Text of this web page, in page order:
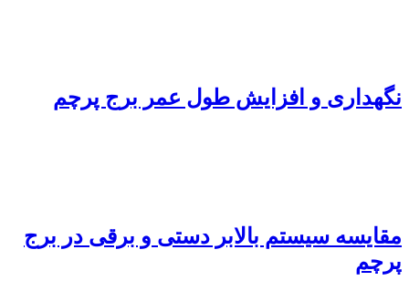
نگهداری و افزایش طول عمر برج پرچم
مقایسه سیستم بالابر دستی و برقی در برج
پرچم